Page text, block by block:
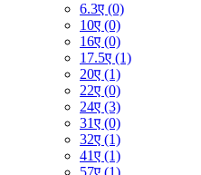
6.3ए (0)
10ए (0)
16ए (0)
17.5ए (1)
20ए (1)
22ए (0)
24ए (3)
31ए (0)
32ए (1)
41ए (1)
57ए (1)